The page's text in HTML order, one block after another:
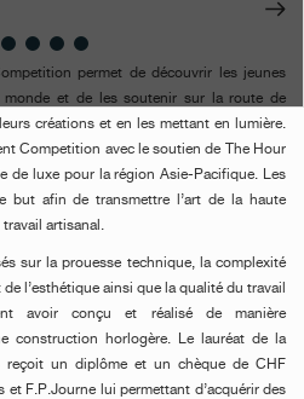
permet de découvrir les jeunes
monde et de les soutenir sur la route de
créations et en les mettant en lumière.
Competition avec le soutien de The Hour
de luxe pour la région Asie-Pacifique. Les
but afin de transmettre l’art de la haute
artisanal.
sur la prouesse technique, la complexité
l’esthétique ainsi que la qualité du travail
avoir conçu et réalisé de manière
construction horlogère. Le lauréat de la
reçoit un diplôme et un chèque de CHF
et F.P.Journe lui permettant d’acquérir des